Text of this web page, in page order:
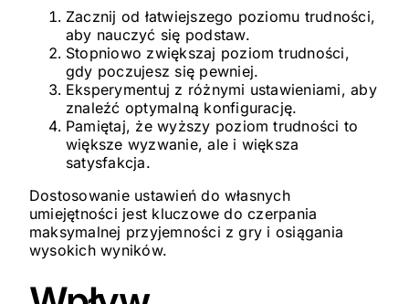
Zacznij od łatwiejszego poziomu trudności,
aby nauczyć się podstaw.
Stopniowo zwiększaj poziom trudności,
gdy poczujesz się pewniej.
Eksperymentuj z różnymi ustawieniami, aby
znaleźć optymalną konfigurację.
Pamiętaj, że wyższy poziom trudności to
większe wyzwanie, ale i większa
satysfakcja.
Dostosowanie ustawień do własnych
umiejętności jest kluczowe do czerpania
maksymalnej przyjemności z gry i osiągania
wysokich wyników.